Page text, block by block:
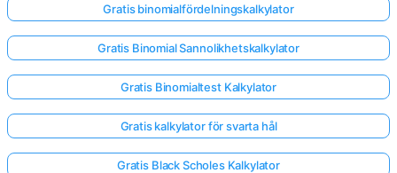
Gratis binomialfördelningskalkylator
Gratis Binomial Sannolikhetskalkylator
Gratis Binomialtest Kalkylator
Gratis kalkylator för svarta hål
Gratis Black Scholes Kalkylator